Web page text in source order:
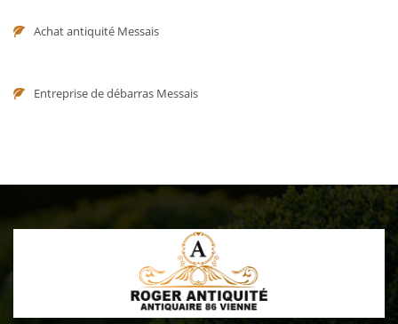
Achat antiquité Messais
Entreprise de débarras Messais